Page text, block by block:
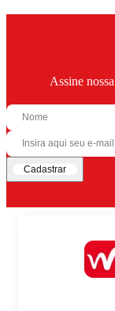
Assine
Cadastrar